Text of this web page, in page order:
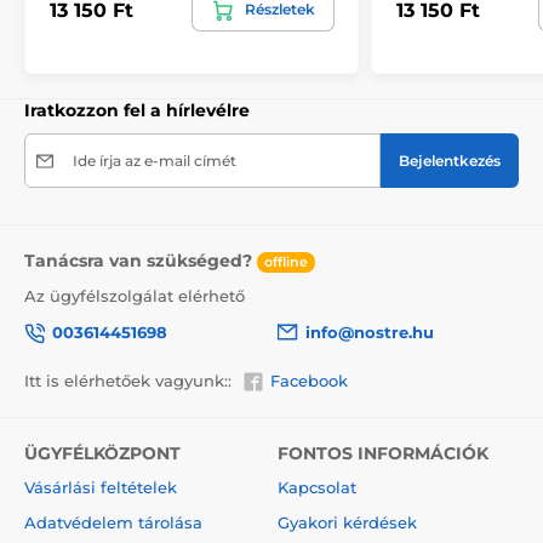
kiválasztásakor megjelenik a pontos előnézet. Minden
tapéta 49 cm széles csíkokból áll.
245x270
(5 csík) , 294x270
Környezetbarát és egészségbarát
A nyomtatási technológia környezetkímélő, ezért
bármely helyiségben – akár gyerekszobában is –
13 150 Ft Részletek 13 150 Ft
Iratkozzon fel a hírlevélre
Ide írja az e-mail címét Bejelentkezés
Tanácsra van szükséged? offline
Az ügyfélszolgálat elérhető
003614451698
info@nostre.hu
Itt is elérhetőek vagyunk:: Facebook
ÜGYFÉLKÖZPONT
Vásárlási feltételek
Adatvédelem tárolása
FONTOS INFORMÁCIÓK
Kapcsolat
Gyakori kérdések